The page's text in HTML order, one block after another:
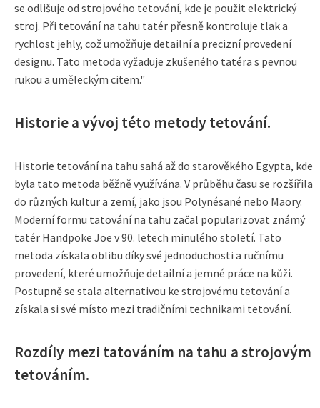
se odlišuje od strojového tetování, kde je použit elektrický
stroj. Při tetování na tahu tatér přesně kontroluje tlak a
rychlost jehly, což umožňuje detailní a precizní provedení
designu. Tato metoda vyžaduje zkušeného tatéra s pevnou
rukou a uměleckým citem."
Historie a vývoj této metody tetování.
Historie tetování na tahu sahá až do starověkého Egypta, kde
byla tato metoda běžně využívána. V průběhu času se rozšířila
do různých kultur a zemí, jako jsou Polynésané nebo Maory.
Moderní formu tatování na tahu začal popularizovat známý
tatér Handpoke Joe v 90. letech minulého století. Tato
metoda získala oblibu díky své jednoduchosti a ručnímu
provedení, které umožňuje detailní a jemné práce na kůži.
Postupně se stala alternativou ke strojovému tetování a
získala si své místo mezi tradičními technikami tetování.
Rozdíly mezi tatováním na tahu a strojovým
tetováním.